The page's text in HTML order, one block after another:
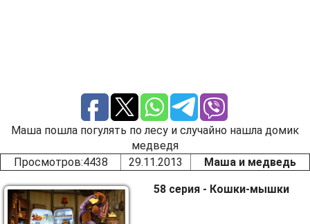
Маша пошла погулять по лесу и случайно нашла домик
медведя
Просмотров:4438 29.11.2013 Маша и медведь
58 серия - Кошки-мышки